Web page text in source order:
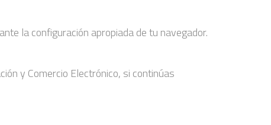
la configuración apropiada de tu navegador.
y Comercio Electrónico, si continúas